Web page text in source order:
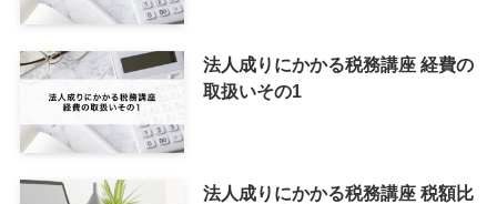
法人成りにかかる税務講座 経費の
取扱いその1
法人成りにかかる税務講座 税額比